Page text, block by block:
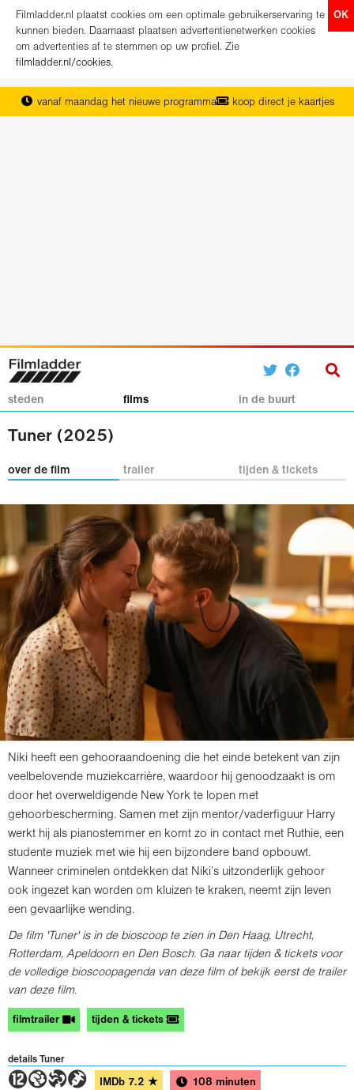
OK
Filmladder.nl plaatst cookies om een optimale gebruikerservaring te
kunnen bieden. Daarnaast plaatsen advertentienetwerken cookies
om advertenties af te stemmen op uw profiel. Zie
filmladder.nl/cookies.
vanaf maandag het nieuwe programma
koop direct je kaartjes
het complete overzicht van Nederland
steden films in de buurt
Tuner (2025)
over de film trailer tijden & tickets
Niki heeft een gehooraandoening die het einde betekent van zijn
veelbelovende muziekcarrière, waardoor hij genoodzaakt is om
door het overweldigende New York te lopen met
gehoorbescherming. Samen met zijn mentor/vaderfiguur Harry
werkt hij als pianostemmer en komt zo in contact met Ruthie, een
studente muziek met wie hij een bijzondere band opbouwt.
Wanneer criminelen ontdekken dat Niki’s uitzonderlijk gehoor
ook ingezet kan worden om kluizen te kraken, neemt zijn leven
een gevaarlijke wending.
De film 'Tuner' is in de bioscoop te zien in Den Haag, Utrecht,
Rotterdam, Apeldoorn en Den Bosch. Ga naar tijden & tickets voor
de volledige bioscoopagenda van deze film of bekijk eerst de trailer
van deze film.
filmtrailer tijden & tickets
details Tuner
4GTH IMDb 7.2 ★ 108 minuten